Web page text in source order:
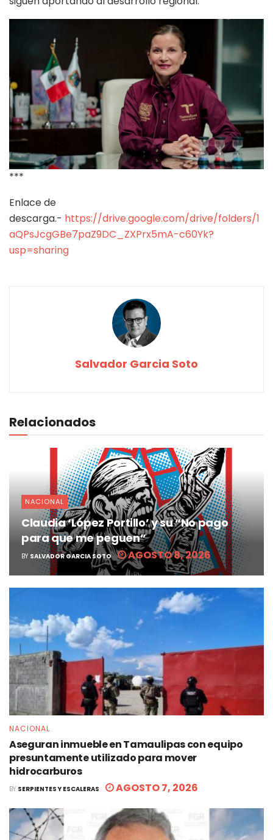
***
Enlace de
descarga.- https://drive.google.com/drive/folders/1
aQPsJcgGBe7paZ9DC_ZXPrx5mA-c60Yk?
usp=sharing
Salvador Garcia Soto
Relacionados
NACIONAL
Claudia ‘López Portillo’ y su “No pago
para que me peguen”
BY SALVADOR GARCIA SOTO AGOSTO 8, 2026
NACIONAL
Aseguran inmueble en Tamaulipas con equipo
presuntamente utilizado para mover
hidrocarburos
BY SERPIENTES Y ESCALERAS AGOSTO 7, 2026